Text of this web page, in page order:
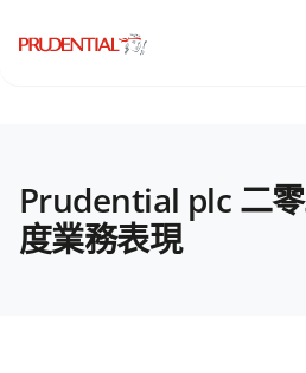
Prudential plc 二
度業務表現